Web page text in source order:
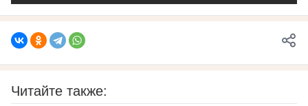
Читайте также: